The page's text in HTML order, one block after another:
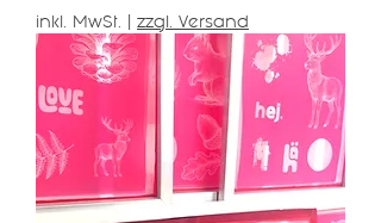
inkl. MwSt. zzgl. Versand